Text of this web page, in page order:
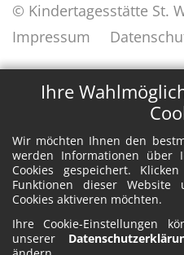
Ihre
Wir möchten Ihnen den
werden Informationen über
Cookies gespeichert.
Funktionen dieser Website
Cookies aktiveren möchten.
Ihre Cookie-Einstellungen
unserer
© Kindertagesstätte St.
Impressum